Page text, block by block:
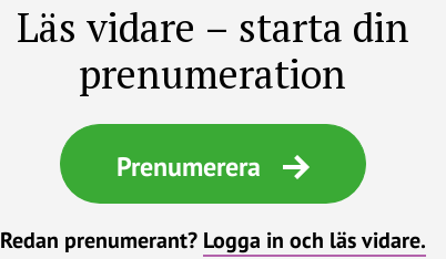
Läs vidare – starta din
prenumeration
Prenumerera
Redan prenumerant? Logga in och läs vidare.